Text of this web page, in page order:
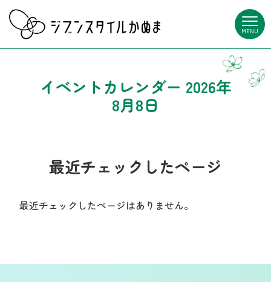
MENU
イベントカレンダー 2026年
8月8日
最近チェックしたページ
最近チェックしたページはありません。